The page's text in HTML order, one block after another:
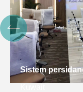
Sistem